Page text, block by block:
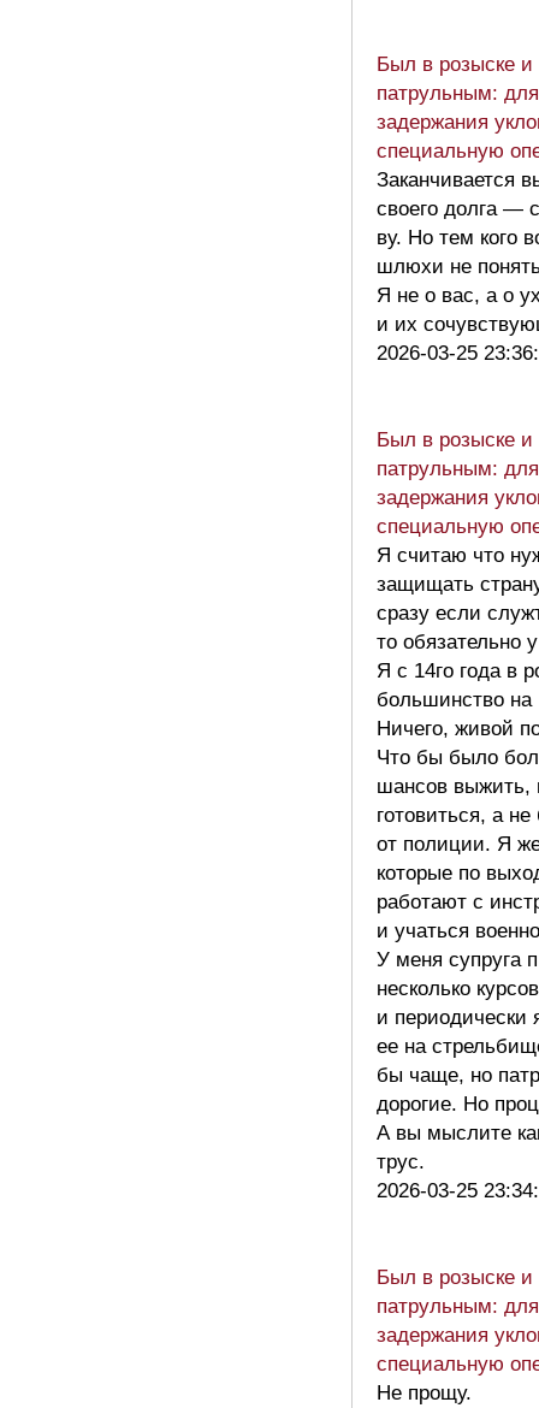
Был в розыске и
патрульным: для
задержания
специальную
Заканчивается
своего долга —
ву. Но тем кого
шлюхи не
Я не о вас, а о
и их
2026-03-25
Был в розыске и
патрульным: для
задержания
специальную
Я считаю что
защищать
сразу если
то обязательно
Я с 14го года в
большинство на
Ничего, живой
Что бы было
шансов выжить,
готовиться, а не
от полиции. Я
которые по
работают с
и учаться
У меня супруга
несколько
и периодически
ее на
бы чаще, но
дорогие. Но
А вы мыслите
трус.
2026-03-25
Был в розыске и
патрульным: для
задержания
специальную
Не прощу.